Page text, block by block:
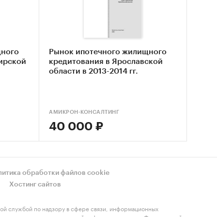
Рынок ипотечного жилищного
кредитования в Ярославской
области в 2013-2014 гг.
АМИКРОН-КОНСАЛТИНГ
40 000 ₽
обработки файлов cookie
Хостинг сайтов
службой по надзору в сфере связи, информационных